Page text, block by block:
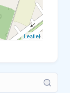
Leaflet